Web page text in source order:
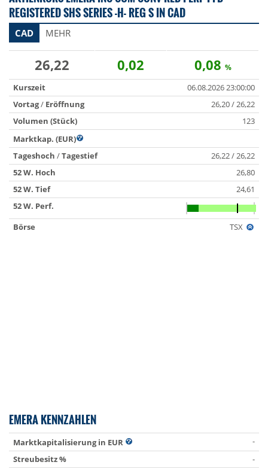
REGISTERED SHS SERIES -H- REG S IN CAD
CAD MEHR
26,22 0,02 0,08 %
Kurszeit
06.08.2026 23:00:00
Vortag/ Eröffnung
26,20 / 26,22
Volumen (Stück)
123
Marktkap. (EUR)
Tageshoch /Tagestief
26,22 / 26,22
52 W. Hoch
26,80
52 W. Tief
24,61
52 W. Perf.
Börse
TSX
EMERA KENNZAHLEN
Marktkapitalisierung in EUR
-
Streubesitz %
-